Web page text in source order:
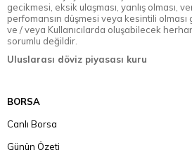
gecikmesi, eksik ulaşması, yanlış olması,
perfomansın düşmesi veya kesintili olması
ve / veya Kullanıcılarda oluşabilecek
sorumlu değildir.
Uluslarası döviz piyasası kuru
BORSA
Canlı Borsa
Günün Özeti